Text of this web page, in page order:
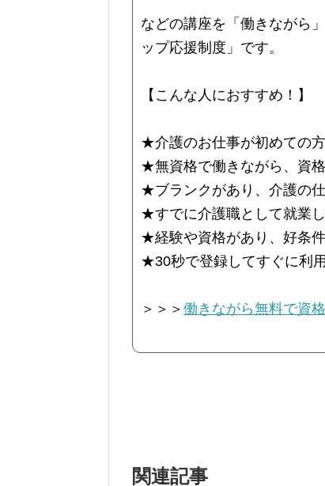
などの講座を「働きながら
ップ応援制度」です。
【こんな人におすすめ！】
★介護のお仕事が初めての方
★無資格で働きながら、資
★ブランクがあり、介護の
★すでに介護職として就業
★経験や資格があり、好条
★30秒で登録してすぐに利
＞＞＞ 働きながら無料で資
関連記事